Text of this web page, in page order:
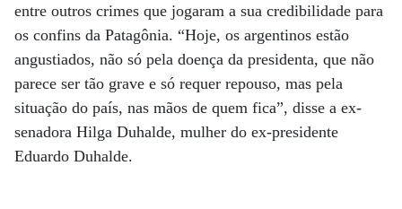
entre outros crimes que jogaram a sua credibilidade para
os confins da Patagônia. “Hoje, os argentinos estão
angustiados, não só pela doença da presidenta, que não
parece ser tão grave e só requer repouso, mas pela
situação do país, nas mãos de quem fica”, disse a ex-
senadora Hilga Duhalde, mulher do ex-presidente
Eduardo Duhalde.